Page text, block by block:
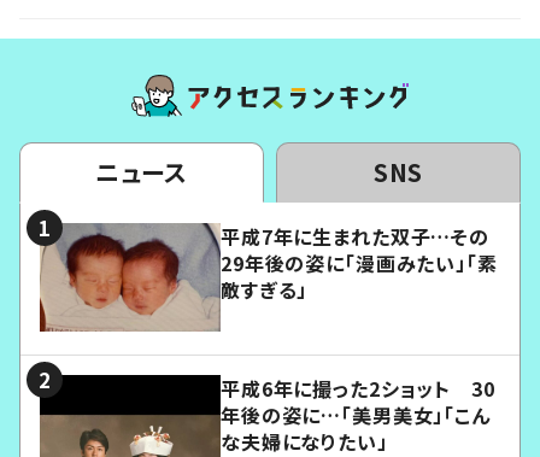
ニュース SNS
平成7年に生まれた双子…その
29年後の姿に「漫画みたい」「素
敵すぎる」
平成6年に撮った2ショット 30
年後の姿に…「美男美女」「こん
な夫婦になりたい」